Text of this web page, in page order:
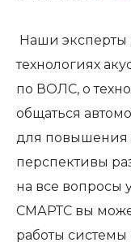
Наши эксперты
технологиях
по ВОЛС, о
общаться
для повышения
перспективы
на все вопросы
СМАРТС вы
работы системы